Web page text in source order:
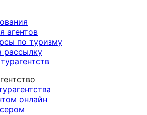
агентов
по туризму
рассылку
онлайн